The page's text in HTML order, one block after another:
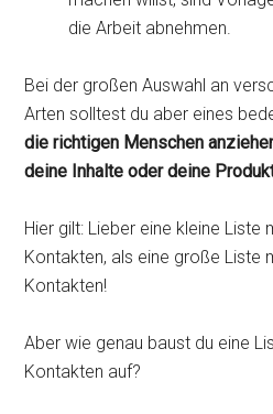
die Arbeit abnehmen.
Bei der großen Auswahl an
Arten solltest du aber eines
die richtigen Menschen
deine Inhalte oder deine
Hier gilt: Lieber eine kleine Liste
Kontakten, als eine große Liste
Kontakten!
Aber wie genau baust du eine
Kontakten auf?